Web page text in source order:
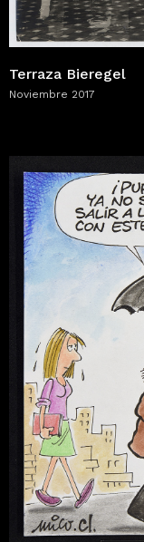
Terraza Bieregel
Noviembre 2017